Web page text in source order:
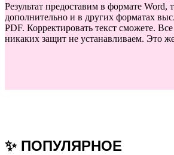
Результат предоставим в формате Word,
дополнительно и в других форматах
PDF. Корректировать текст сможете.
никаких защит не устанавливаем. Это
✨ ПОПУЛЯРНОЕ